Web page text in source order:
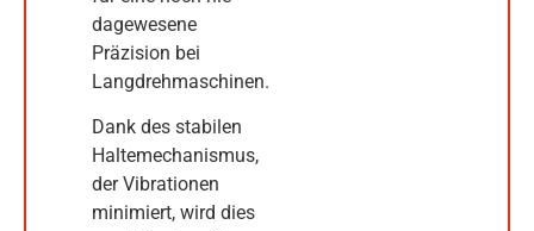
dagewesene
Präzision bei
Langdrehmaschinen.
Dank des stabilen
Haltemechanismus,
der Vibrationen
minimiert, wird dies